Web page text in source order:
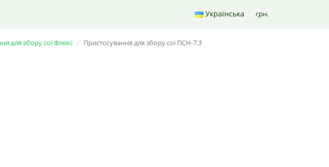
Українська грн.
для збору сої Флекс Пристосування для збору сої ПСН-7.3